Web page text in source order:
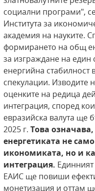
социални програми",
Института за
академия на науките.
формирането на общ
за изграждане на един
енергийна стабилност
спекулации. Изводите
оценките на редица
интеграция, според
евразийска валута
2025 г. Това
енергетиката не
икономиката, но и
интеграция.
ЕАИС ще повиши
монетизация и оттам